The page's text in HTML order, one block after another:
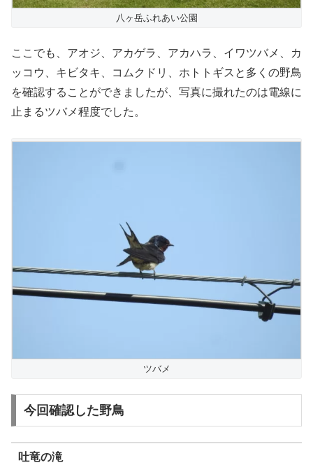
八ヶ岳ふれあい公園
ここでも、アオジ、アカゲラ、アカハラ、イワツバメ、カ
ッコウ、キビタキ、コムクドリ、ホトトギスと多くの野鳥
を確認することができましたが、写真に撮れたのは電線に
止まるツバメ程度でした。
ツバメ
今回確認した野鳥
吐竜の滝